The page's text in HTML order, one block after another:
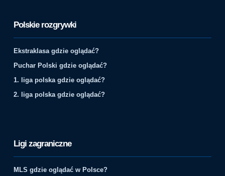
Polskie rozgrywki
Ekstraklasa gdzie oglądać?
Puchar Polski gdzie oglądać?
1. liga polska gdzie oglądać?
2. liga polska gdzie oglądać?
Ligi zagraniczne
MLS gdzie oglądać w Polsce?